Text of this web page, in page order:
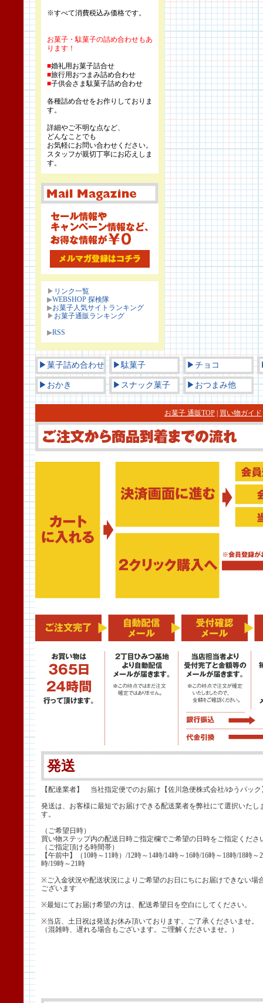
※すべて消費税込み価格です。
お菓子・駄菓子の詰め合わせもあ
ります！
■婚礼用お菓子詰合せ
■旅行用おつまみ詰め合わせ
■子供会さま駄菓子詰め合わせ
各種詰め合せをお作りしておりま
す。
詳細やご不明な点など、
どんなことでも
お気軽にお問い合わせください。
スタッフが親切丁寧にお応えしま
す。
▶ リンク一覧
▶WEBSHOP 探検隊
▶お菓子人気サイトランキング
▶ お菓子通販ランキング
▶RSS
▶菓子詰め合わせ ▶駄菓子 ▶チョコ
▶おかき ▶スナック菓子 ▶おつまみ他
お菓子 通販TOP 買い物ガイド
発送
【配達業者】 当社指定便でのお届け【佐川急便株式会社/ゆうパック
発送は、お客様に最短でお届けできる配送業者を弊社にて選択いたし
す。
（ご希望日時）
買い物ステップ内の配送日時ご指定欄でご希望の日時をご指定くださ
（ご指定頂ける時間帯）
【午前中】（10時～11時）/12時～14時/14時～16時/16時～18時/18時～
時/19時～21時
※ご入金状況や配送状況によりご希望のお日にちにお届けできない場
ございます
※最短にてお届け希望の方は、配送希望日を空白にしてください。
※当店、土日祝は発送お休み頂いております。ご了承くださいませ。
（混雑時、遅れる場合もございます。ご理解くださいませ。）